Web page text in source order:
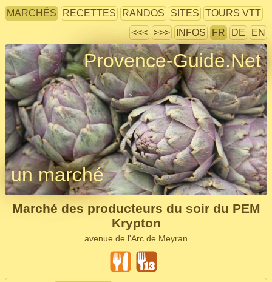
MARCHÉS RECETTES RANDOS SITES
TOURS VTT
<<< >>> INFOS FR DE EN
Provence-Guide.Net
un marché
Marché des producteurs du soir du PEM
Krypton
avenue de l'Arc de Meyran